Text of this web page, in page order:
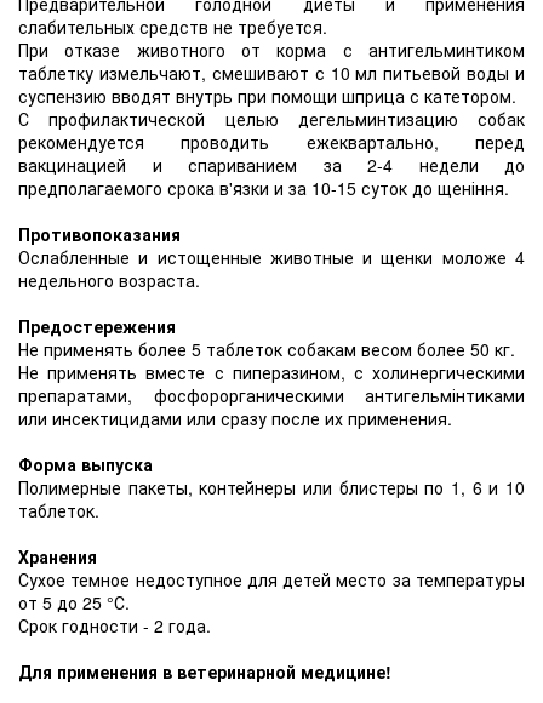
слабительных средств не требуется.
При отказе животного от корма с антигельминтиком
таблетку измельчают, смешивают с 10 мл питьевой воды и
суспензию вводят внутрь при помощи шприца с катетором.
С профилактической целью дегельминтизацию собак
рекомендуется проводить ежеквартально, перед
вакцинацией и спариванием за 2-4 недели до
предполагаемого срока в'язки и за 10-15 суток до щеніння.
Противопоказания
Ослабленные и истощенные животные и щенки моложе 4
недельного возраста.
Предостережения
Не применять более 5 таблеток собакам весом более 50 кг.
Не применять вместе с пиперазином, с холинергическими
препаратами, фосфорорганическими антигельмінтиками
или инсектицидами или сразу после их применения.
Форма выпуска
Полимерные пакеты, контейнеры или блистеры по 1, 6 и 10
таблеток.
Хранения
Сухое темное недоступное для детей место за температуры
от 5 до 25 °С.
Срок годности - 2 года.
Для применения в ветеринарной медицине!